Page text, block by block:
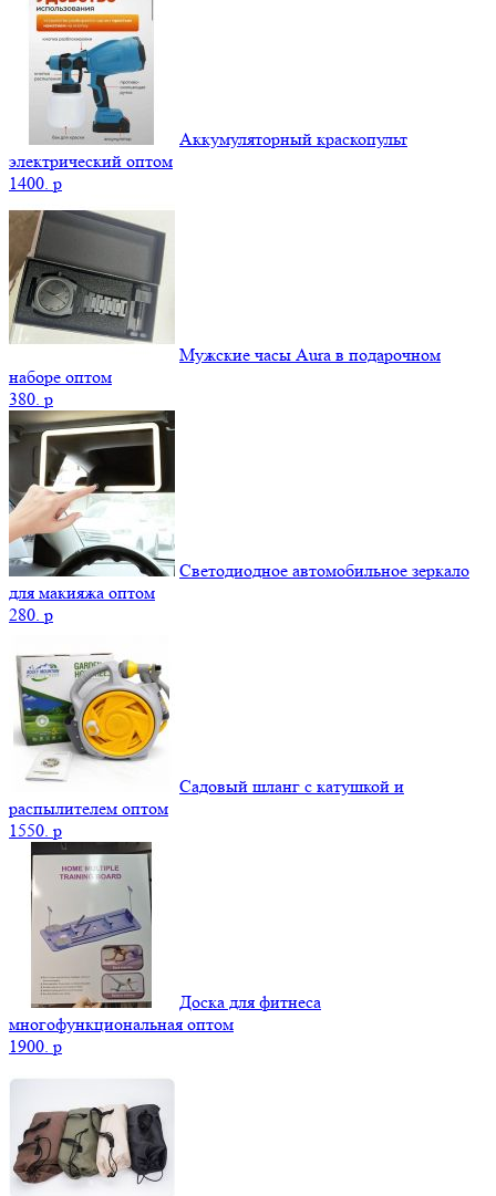
Аккумуляторный краскопульт
электрический оптом
1400. p
Мужские часы Aura в подарочном
наборе оптом
380. p
Светодиодное автомобильное зеркало
для макияжа оптом
280. p
Садовый шланг с катушкой и
распылителем оптом
1550. p
Доска для фитнеса
многофункциональная оптом
1900. p